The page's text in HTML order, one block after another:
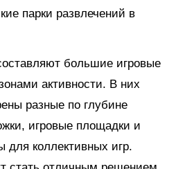
парки развлечений в
большие игровые
активности. В них
разные по глубине
игровые площадки и
для коллективных игр.